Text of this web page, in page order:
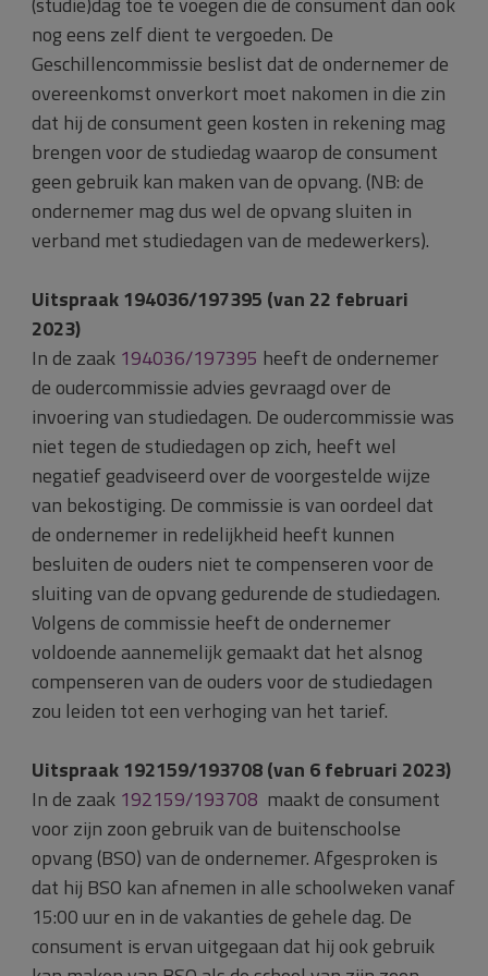
nog eens zelf dient te vergoeden. De
Geschillencommissie beslist dat de ondernemer de
overeenkomst onverkort moet nakomen in die zin
dat hij de consument geen kosten in rekening mag
brengen voor de studiedag waarop de consument
geen gebruik kan maken van de opvang. (NB: de
ondernemer mag dus wel de opvang sluiten in
verband met studiedagen van de medewerkers).
Uitspraak 194036/197395 (van 22 februari
2023)
In de zaak 194036/197395 heeft de ondernemer
de oudercommissie advies gevraagd over de
invoering van studiedagen. De oudercommissie was
niet tegen de studiedagen op zich, heeft wel
negatief geadviseerd over de voorgestelde wijze
van bekostiging. De commissie is van oordeel dat
de ondernemer in redelijkheid heeft kunnen
besluiten de ouders niet te compenseren voor de
sluiting van de opvang gedurende de studiedagen.
Volgens de commissie heeft de ondernemer
voldoende aannemelijk gemaakt dat het alsnog
compenseren van de ouders voor de studiedagen
zou leiden tot een verhoging van het tarief.
Uitspraak 192159/193708 (van 6 februari 2023)
In de zaak 192159/193708 maakt de consument
voor zijn zoon gebruik van de buitenschoolse
opvang (BSO) van de ondernemer. Afgesproken is
dat hij BSO kan afnemen in alle schoolweken vanaf
15:00 uur en in de vakanties de gehele dag. De
consument is ervan uitgegaan dat hij ook gebruik